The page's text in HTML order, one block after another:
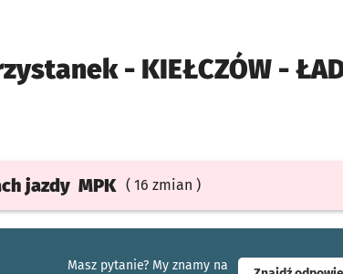
- KIEŁCZÓW -
jazdy MPK ( 16 zmian )
Masz pytanie? My znamy na